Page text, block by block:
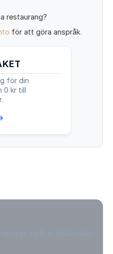
restaurang?
för att göra anspråk.
för din
0 kr till